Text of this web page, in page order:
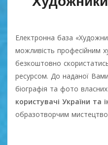
Електронна база
можливість професійним
безкоштовно
ресурсом. До наданої
біографія та фото
користувачі України та
образотворчим